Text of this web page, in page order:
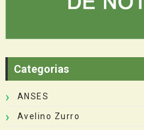
Categorias
ANSES
Avelino Zurro